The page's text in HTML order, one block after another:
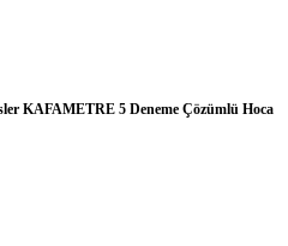
KAFAMETRE 5 Deneme Çözümlü Hoca